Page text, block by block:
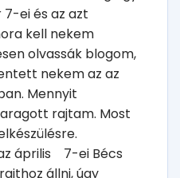
ei és az azt
kell nekem
olvassák blogom,
nekem az az
Mennyit
rajtam. Most
április 7-ei Bécs
állni, úgy